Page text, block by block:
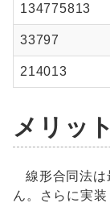
134775813
33797
214013
メリッ
線形合同法
ん。さらに実